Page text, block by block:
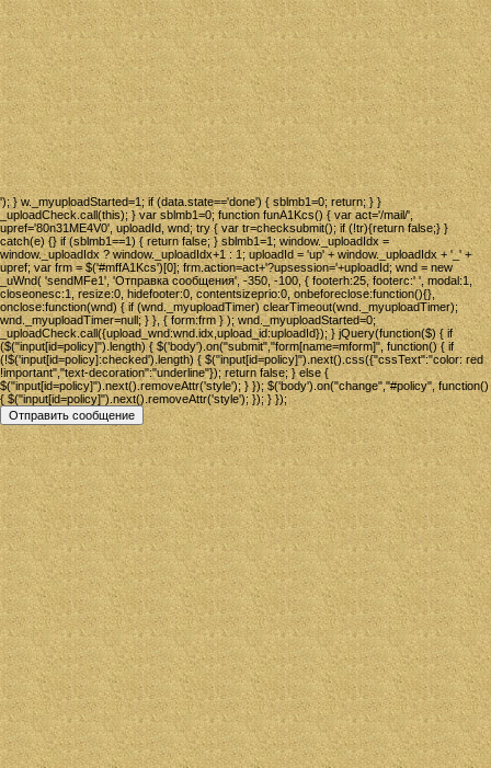
'); } w._myuploadStarted=1; if (data.state=='done') { sblmb1=0; return; } }
_uploadCheck.call(this); } var sblmb1=0; function funA1Kcs() { var act='/mail/',
upref='80n31ME4V0', uploadId, wnd; try { var tr=checksubmit(); if (!tr){return false;} }
catch(e) {} if (sblmb1==1) { return false; } sblmb1=1; window._uploadIdx =
window._uploadIdx ? window._uploadIdx+1 : 1; uploadId = 'up' + window._uploadIdx + '_' +
upref; var frm = $('#mffA1Kcs')[0]; frm.action=act+'?upsession='+uploadId; wnd = new
_uWnd( 'sendMFe1', 'Отправка сообщения', -350, -100, { footerh:25, footerc:' ', modal:1,
closeonesc:1, resize:0, hidefooter:0, contentsizeprio:0, onbeforeclose:function(){},
onclose:function(wnd) { if (wnd._myuploadTimer) clearTimeout(wnd._myuploadTimer);
wnd._myuploadTimer=null; } }, { form:frm } ); wnd._myuploadStarted=0;
_uploadCheck.call({upload_wnd:wnd.idx,upload_id:uploadId}); } jQuery(function($) { if
($("input[id=policy]").length) { $('body').on("submit","form[name=mform]", function() { if
(!$('input[id=policy]:checked').length) { $("input[id=policy]").next().css({"cssText":"color: red
!important","text-decoration":"underline"}); return false; } else {
$("input[id=policy]").next().removeAttr('style'); } }); $('body').on("change","#policy", function()
{ $("input[id=policy]").next().removeAttr('style'); }); } });